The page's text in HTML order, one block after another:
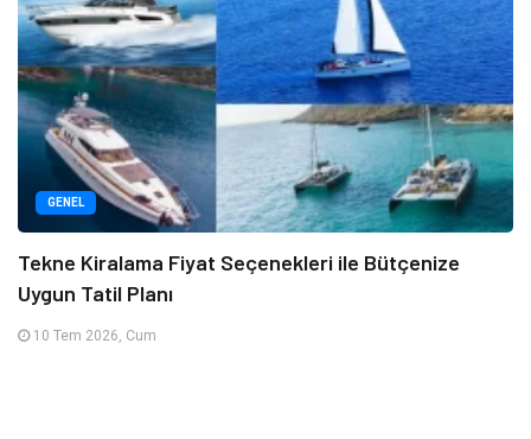
GENEL
Tekne Kiralama Fiyat Seçenekleri ile Bütçenize
Uygun Tatil Planı
10 Tem 2026, Cum